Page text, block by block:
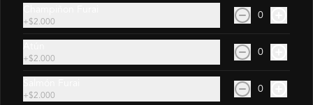
Contáctanos
Términos y condiciones
Política de privacidad
Instagram
+$2.000
0
+$2.000
0
+$2.000
0